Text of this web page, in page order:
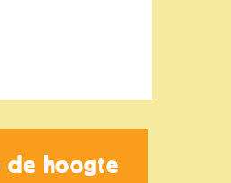
de hoogte